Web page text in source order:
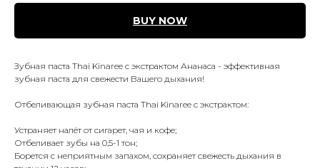
BUY NOW
Зубная паста Thai Kinaree с экстрактом Ананаса - эффективная
зубная паста для свежести Вашего дыхания!
Отбеливающая зубная паста Thai Kinaree с экстрактом:
Устраняет налёт от сигарет, чая и кофе;
Отбеливает зубы на 0,5-1 тон;
Борется с неприятным запахом, сохраняет свежесть дыхания в